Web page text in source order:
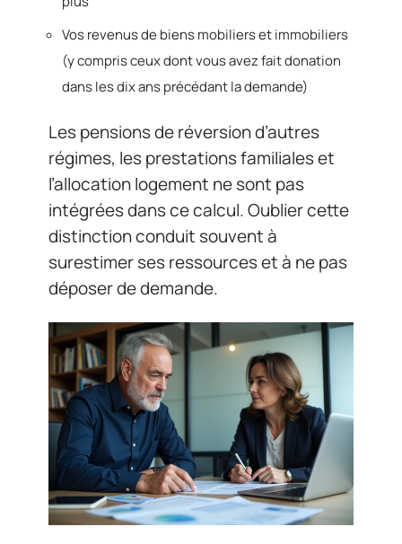
Vos revenus de biens mobiliers et immobiliers
(y compris ceux dont vous avez fait donation
dans les dix ans précédant la demande)
Les pensions de réversion d’autres
régimes, les prestations familiales et
l’allocation logement ne sont pas
intégrées dans ce calcul. Oublier cette
distinction conduit souvent à
surestimer ses ressources et à ne pas
déposer de demande.